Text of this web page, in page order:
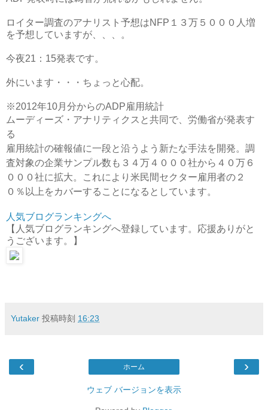
ロイター調査のアナリスト予想はNFP１３万５０００人増
を予想していますが、、、。
今夜21：15発表です。
外にいます・・・ちょっと心配。
※2012年10月分からのADP雇用統計
ムーディーズ・アナリティクスと共同で、 労働省が発表す
る
雇用統計の確報値に一段と沿うよう新たな手法を開発。 調
査対象の企業サンプル数も３４万４０００社から４０万６
０００社に拡大。
これにより米民間セクター雇用者の２
０％以上をカバーすることになるとしています。
人気ブログランキングへ
【人気ブログランキングへ登録しています。応援ありがと
うございます。】
Yutaker 投稿時刻 16:23
‹ ›
ホーム
ウェブ バージョンを表示